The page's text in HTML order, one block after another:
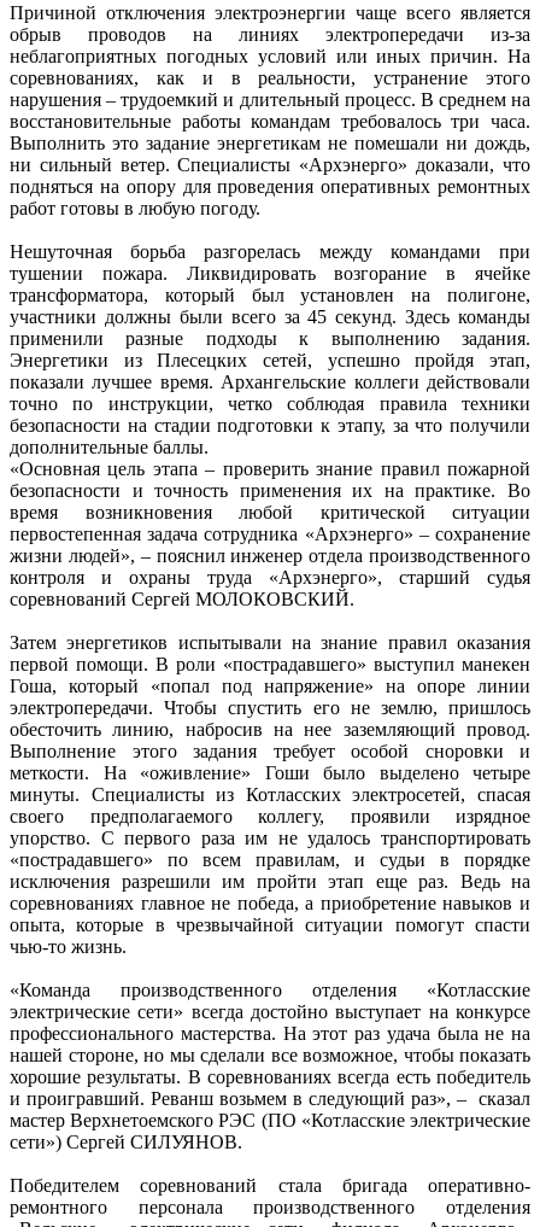
Причиной отключения электроэнергии чаще всего является
обрыв проводов на линиях электропередачи из-за
неблагоприятных погодных условий или иных причин. На
соревнованиях, как и в реальности, устранение этого
нарушения – трудоемкий и длительный процесс. В среднем на
восстановительные работы командам требовалось три часа.
Выполнить это задание энергетикам не помешали ни дождь,
ни сильный ветер. Специалисты «Архэнерго» доказали, что
подняться на опору для проведения оперативных ремонтных
работ готовы в любую погоду.
Нешуточная борьба разгорелась между командами при
тушении пожара. Ликвидировать возгорание в ячейке
трансформатора, который был установлен на полигоне,
участники должны были всего за 45 секунд. Здесь команды
применили разные подходы к выполнению задания.
Энергетики из Плесецких сетей, успешно пройдя этап,
показали лучшее время. Архангельские коллеги действовали
точно по инструкции, четко соблюдая правила техники
безопасности на стадии подготовки к этапу, за что получили
дополнительные баллы.
«Основная цель этапа – проверить знание правил пожарной
безопасности и точность применения их на практике. Во
время возникновения любой критической ситуации
первостепенная задача сотрудника «Архэнерго» – сохранение
жизни людей», – пояснил инженер отдела производственного
контроля и охраны труда «Архэнерго», старший судья
соревнований Сергей МОЛОКОВСКИЙ.
Затем энергетиков испытывали на знание правил оказания
первой помощи. В роли «пострадавшего» выступил манекен
Гоша, который «попал под напряжение» на опоре линии
электропередачи. Чтобы спустить его не землю, пришлось
обесточить линию, набросив на нее заземляющий провод.
Выполнение этого задания требует особой сноровки и
меткости. На «оживление» Гоши было выделено четыре
минуты. Специалисты из Котласских электросетей, спасая
своего предполагаемого коллегу, проявили изрядное
упорство. С первого раза им не удалось транспортировать
«пострадавшего» по всем правилам, и судьи в порядке
исключения разрешили им пройти этап еще раз. Ведь на
соревнованиях главное не победа, а приобретение навыков и
опыта, которые в чрезвычайной ситуации помогут спасти
чью-то жизнь.
«Команда производственного отделения «Котласские
электрические сети» всегда достойно выступает на конкурсе
профессионального мастерства. На этот раз удача была не на
нашей стороне, но мы сделали все возможное, чтобы показать
хорошие результаты. В соревнованиях всегда есть победитель
и проигравший. Реванш возьмем в следующий раз», – сказал
мастер Верхнетоемского РЭС (ПО «Котласские электрические
сети») Сергей СИЛУЯНОВ.
Победителем соревнований стала бригада оперативно-
ремонтного персонала производственного отделения